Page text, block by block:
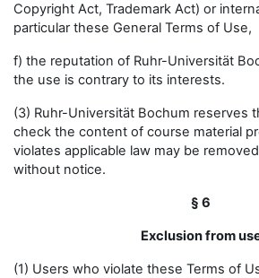
Copyright Act, Trademark Act) or
particular these General Terms of Use,
f) the reputation of Ruhr-Universität
the use is contrary to its interests.
(3) Ruhr-Universität Bochum reserves
check the content of course material
violates applicable law may be
without notice.
§ 6
Exclusion from
(1) Users who violate these Terms of